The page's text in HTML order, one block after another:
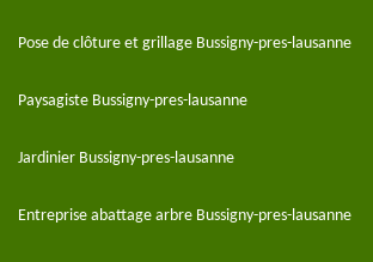
Pose de clôture et grillage Bussigny-pres-lausanne
Paysagiste Bussigny-pres-lausanne
Jardinier Bussigny-pres-lausanne
Entreprise abattage arbre Bussigny-pres-lausanne